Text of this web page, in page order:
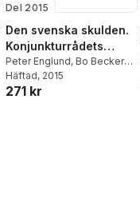
Del 2015
Den svenska skulden.
Konjunkturrådets
rapport 2015
Peter Englund, Bo Becker,
Torbjörn Becker
Bos, Per Wissén
Häftad, 2015
271 kr